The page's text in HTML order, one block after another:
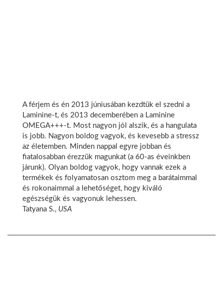
A férjem és én 2013 júniusában kezdtük el szedni a
Laminine-t, és 2013 decemberében a Laminine
OMEGA+++-t. Most nagyon jól alszik, és a hangulata
is jobb. Nagyon boldog vagyok, és kevesebb a stressz
az életemben. Minden nappal egyre jobban és
fiatalosabban érezzük magunkat (a 60-as éveinkben
járunk). Olyan boldog vagyok, hogy vannak ezek a
termékek és folyamatosan osztom meg a barátaimmal
és rokonaimmal a lehetőséget, hogy kiváló
egészségük és vagyonuk lehessen.
Tatyana S., USA